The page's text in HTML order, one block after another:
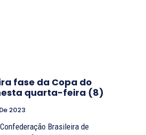
fase da Copa do
quarta-feira (8)
2023
Brasileira de